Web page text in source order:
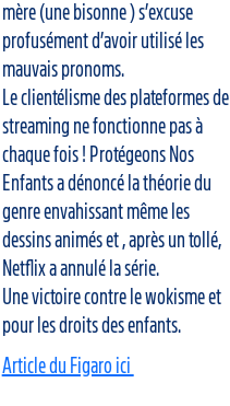
mère (une bisonne ) s’excuse
profusément d’avoir utilisé les
mauvais pronoms.
Le clientélisme des plateformes de
streaming ne fonctionne pas à
chaque fois ! Protégeons Nos
Enfants a dénoncé la théorie du
genre envahissant même les
dessins animés et , après un tollé,
Netflix a annulé la série.
Une victoire contre le wokisme et
pour les droits des enfants.
Article du Figaro ici